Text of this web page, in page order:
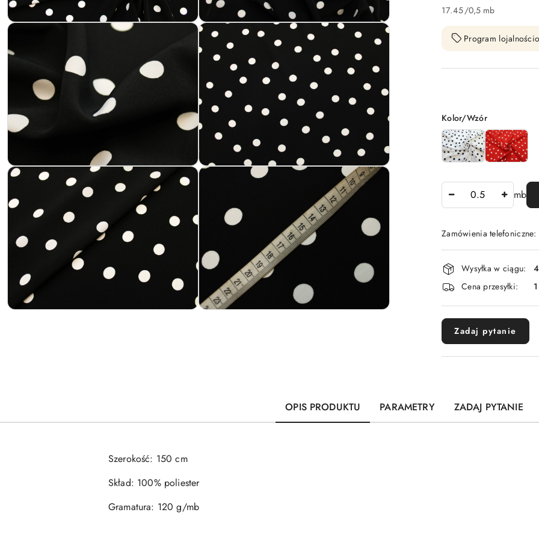
17.45/0,5 mb
Program
Wariant
Kolor/Wzór
mb
Zamówienia
Dostępność
i
dostawa
Wysyłka w ciągu:
Cena przesyłki:
Zadaj pytanie
OPIS PRODUKTU PARAMETRY ZADAJ PYTANIE
Szerokość: 150 cm
Skład: 100% poliester
Gramatura: 120 g/mb